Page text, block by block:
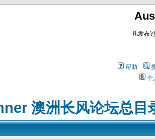
凡发布
帮助
个
澳洲长风论坛总目